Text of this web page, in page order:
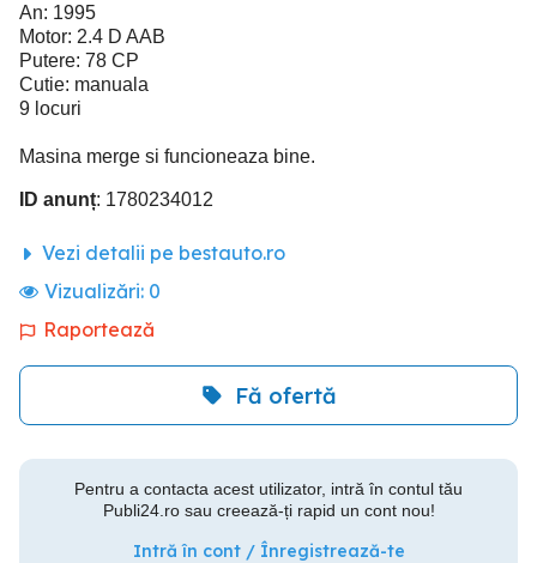
An: 1995
Motor: 2.4 D AAB
Putere: 78 CP
Cutie: manuala
9 locuri
Masina merge si funcioneaza bine.
ID anunț: 1780234012
Vezi detalii pe bestauto.ro
Vizualizări: 0
Raportează
Fă ofertă
Pentru a contacta acest utilizator, intră în contul tău
Publi24.ro sau creează-ți rapid un cont nou!
Intră în cont / Înregistrează-te